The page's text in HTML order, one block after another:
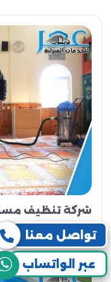
شركة تنظيف
تواصل معنا
عبر الواتساب